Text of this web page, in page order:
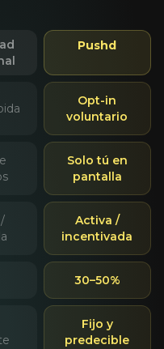
Pushd
Opt-in
voluntario
Solo tú en
pantalla
Activa /
incentivada
30–50%
Fijo y
predecible